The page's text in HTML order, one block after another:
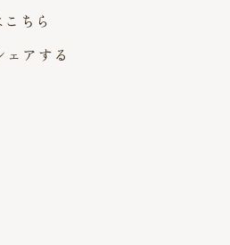
ちら
ェアする